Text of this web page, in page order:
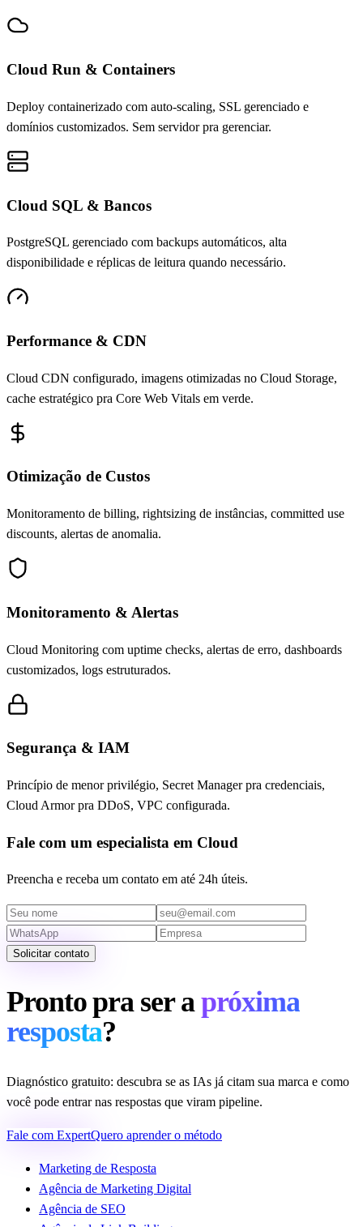
Cloud Run & Containers
Deploy containerizado com auto-scaling, SSL gerenciado e
domínios customizados. Sem servidor pra gerenciar.
Cloud SQL & Bancos
PostgreSQL gerenciado com backups automáticos, alta
disponibilidade e réplicas de leitura quando necessário.
Performance & CDN
Cloud CDN configurado, imagens otimizadas no Cloud Storage,
cache estratégico pra Core Web Vitals em verde.
Otimização de Custos
Monitoramento de billing, rightsizing de instâncias, committed use
discounts, alertas de anomalia.
Monitoramento & Alertas
Cloud Monitoring com uptime checks, alertas de erro, dashboards
customizados, logs estruturados.
Segurança & IAM
Princípio de menor privilégio, Secret Manager pra credenciais,
Cloud Armor pra DDoS, VPC configurada.
Fale com um especialista em Cloud
Preencha e receba um contato em até 24h úteis.
Solicitar contato
Pronto pra ser a próxima
resposta?
Diagnóstico gratuito: descubra se as IAs já citam sua marca e como
você pode entrar nas respostas que viram pipeline.
Fale com ExpertQuero aprender o método
Marketing de Resposta
Agência de Marketing Digital
Agência de SEO